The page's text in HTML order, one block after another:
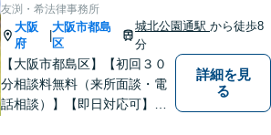
友渕・希法律事務所
大阪
府
|
大阪市都島
区
城北公園通駅から徒歩8
分
【大阪市都島区】【初回３０
分相談料無料（来所面談・電
話相談）】【即日対応可】
詳細を見
る